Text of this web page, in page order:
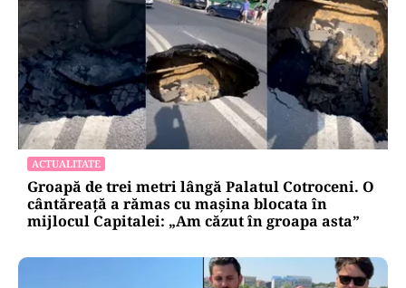
ACTUALITATE
Groapă de trei metri lângă Palatul Cotroceni. O
cântăreață a rămas cu mașina blocata în
mijlocul Capitalei: „Am căzut în groapa asta”